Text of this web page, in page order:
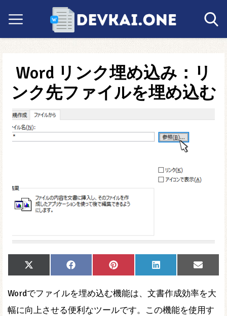
Word リンク埋め込み：リ
ンク先ファイルを埋め込む
Share
on
X
(Twitter)
Share
on
Facebook
Share
on
Pinterest
Share
on
LinkedIn
Share
on
Email
Wordでファイルを埋め込む機能は、文書作成効率を大
幅に向上させる便利なツールです。この機能を使用す